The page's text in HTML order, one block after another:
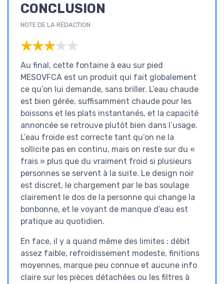
CONCLUSION
NOTE DE LA RÉDACTION
★★★★★
★★★★★
Au final, cette fontaine à eau sur pied
MESOVFCA est un produit qui fait globalement
ce qu’on lui demande, sans briller. L’eau chaude
est bien gérée, suffisamment chaude pour les
boissons et les plats instantanés, et la capacité
annoncée se retrouve plutôt bien dans l’usage.
L’eau froide est correcte tant qu’on ne la
sollicite pas en continu, mais on reste sur du «
frais » plus que du vraiment froid si plusieurs
personnes se servent à la suite. Le design noir
est discret, le chargement par le bas soulage
clairement le dos de la personne qui change la
bonbonne, et le voyant de manque d’eau est
pratique au quotidien.
En face, il y a quand même des limites : débit
assez faible, refroidissement modeste, finitions
moyennes, marque peu connue et aucune info
claire sur les pièces détachées ou les filtres à